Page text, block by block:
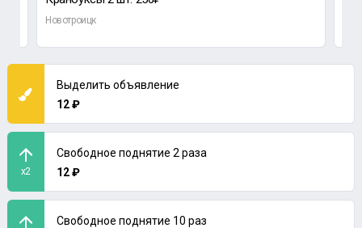
Новотроицк
Выделить объявление
12 ₽
x2
Свободное поднятие 2 раза
12 ₽
Свободное поднятие 10 раз